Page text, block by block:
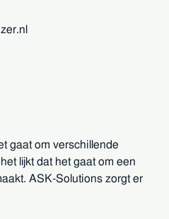
gaat om verschillende
lijkt dat het gaat om een
ASK-Solutions zorgt er